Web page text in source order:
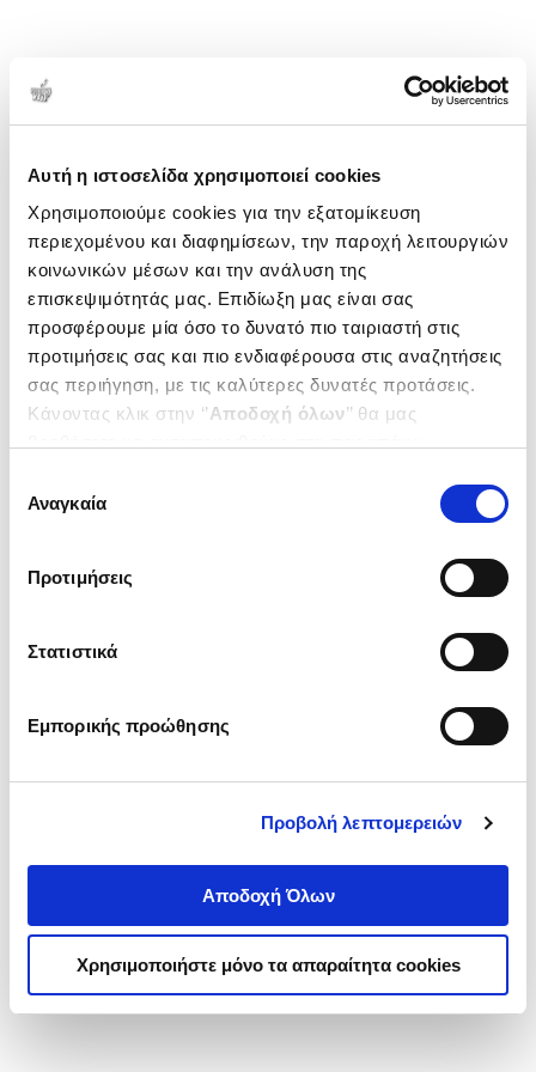
Αυτή η ιστοσελίδα χρησιμοποιεί cookies
Χρησιμοποιούμε cookies για την εξατομίκευση
περιεχομένου και διαφημίσεων, την παροχή λειτουργιών
κοινωνικών μέσων και την ανάλυση της
επισκεψιμότητάς μας. Επιδίωξη μας είναι σας
προσφέρουμε μία όσο το δυνατό πιο ταιριαστή στις
προτιμήσεις σας και πιο ενδιαφέρουσα στις αναζητήσεις
σας περιήγηση, με τις καλύτερες δυνατές προτάσεις.
Κάνοντας κλικ στην ‘’Αποδοχή όλων’’ θα μας
ενδιαφέρουν και να επιλέξετε από τα παρακάτω με την
΄΄και να ενημερωθείτε σχετικά με
συγκατάθεσης
Αναγκαία
Προτιμήσεις
Στατιστικά
Εμπορικής προώθησης
Προβολή λεπτομερειών
Αποδοχή Όλων
Χρησιμοποιήστε μόνο τα απαραίτητα cookies